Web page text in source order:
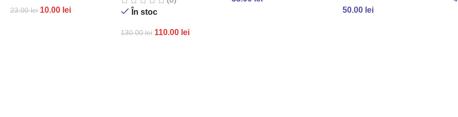
23.00lei 10.00 lei
În stoc
130.00lei 110.00 lei
50.00 lei